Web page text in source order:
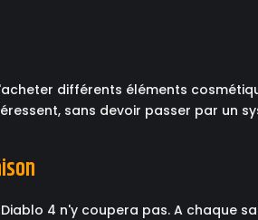
différents éléments
sans devoir passer par un
4 n'y coupera pas. A chaque